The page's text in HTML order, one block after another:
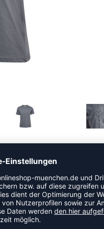
Jerseystoff gefertigt,
ein